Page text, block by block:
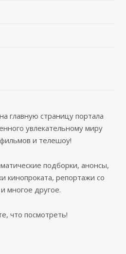
главную страницу портала
увлекательному миру
и телешоу!
подборки, анонсы,
кинопроката, репортажи со
многое другое.
что посмотреть!